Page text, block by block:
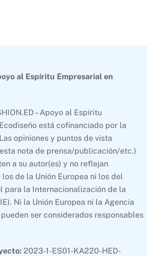
al Espíritu Empresarial en
– Apoyo al Espíritu
está cofinanciado por la
opiniones y puntos de vista
nota de prensa/publicación/etc.)
a su autor(es) y no reflejan
de la Unión Europea ni los del
para la Internacionalización de la
Ni la Unión Europea ni la Agencia
ser considerados responsables
2023-1-ES01-KA220-HED-